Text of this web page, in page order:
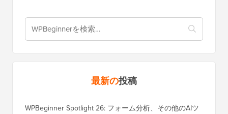
最新の投稿
WPBeginner Spotlight 26: フォーム分析、その他のAIツ